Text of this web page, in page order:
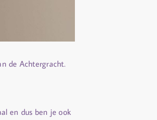
de Achtergracht.
en dus ben je ook